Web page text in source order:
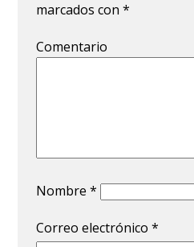
marcados con*
Comentario
Nombre*
Correo electrónico*